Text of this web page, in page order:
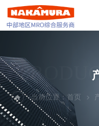
当前位置：首页